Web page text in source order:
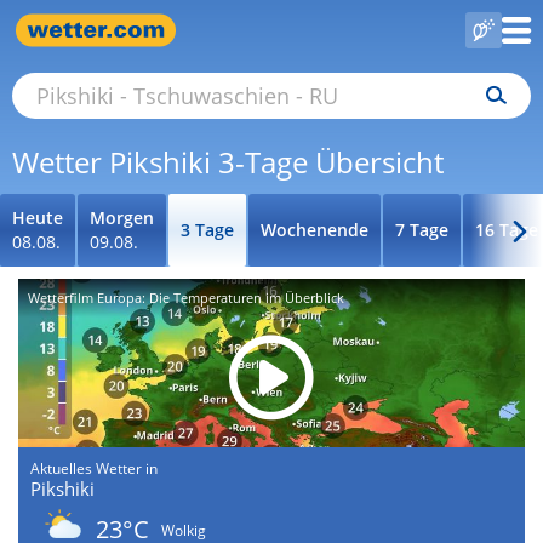
Wetter Pikshiki 3-Tage Übersicht
Heute
08.08.
Morgen
09.08.
3 Tage Wochenende 7 Tage 16 Tage
Wetterfilm Europa: Die Temperaturen im Überblick
Aktuelles Wetter in
Pikshiki
23°C
Wolkig